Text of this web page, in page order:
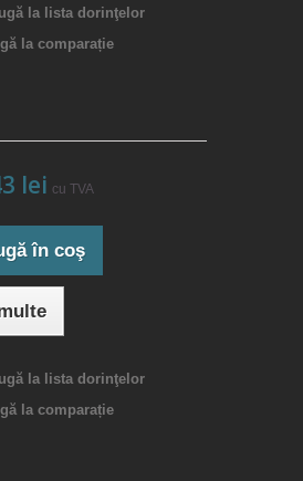
la lista dorinţelor
la comparație
lei cu TVA
în coş
la lista dorinţelor
la comparație